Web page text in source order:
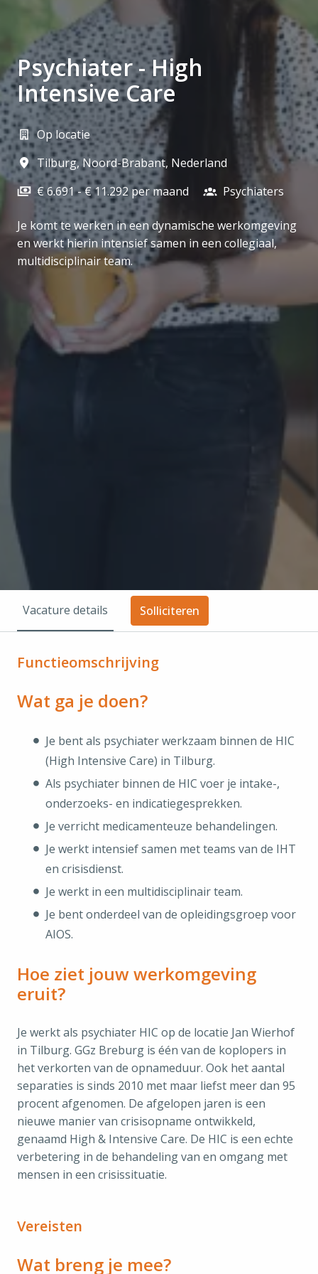
Psychiater - High
Intensive Care
Op locatie
Tilburg, Noord-Brabant, Nederland
€ 6.691 - € 11.292 per maand
Psychiaters
Je komt te werken in een dynamische werkomgeving
en werkt hierin intensief samen in een collegiaal,
multidisciplinair team.
Vacature details Solliciteren
Functieomschrijving
Wat ga je doen?
Je bent als psychiater werkzaam binnen de HIC
(High Intensive Care) in Tilburg.
Als psychiater binnen de HIC voer je intake-,
onderzoeks- en indicatiegesprekken.
Je verricht medicamenteuze behandelingen.
Je werkt intensief samen met teams van de IHT
en crisisdienst.
Je werkt in een multidisciplinair team.
Je bent onderdeel van de opleidingsgroep voor
AIOS.
Hoe ziet jouw werkomgeving
eruit?
Je werkt als psychiater HIC op de locatie Jan Wierhof
in Tilburg. GGz Breburg is één van de koplopers in
het verkorten van de opnameduur. Ook het aantal
separaties is sinds 2010 met maar liefst meer dan 95
procent afgenomen. De afgelopen jaren is een
nieuwe manier van crisisopname ontwikkeld,
genaamd High & Intensive Care. De HIC is een echte
verbetering in de behandeling van en omgang met
mensen in een crisissituatie.
Vereisten
Wat breng je mee?